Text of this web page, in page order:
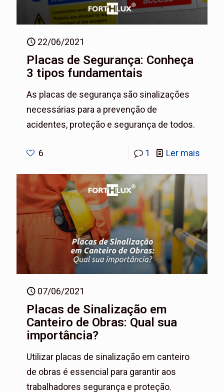
22/06/2021
Placas de Segurança: Conheça
3 tipos fundamentais
As placas de segurança são sinalizações
necessárias para a prevenção de
acidentes, proteção e segurança de todos.
6 1 Ler mais
07/06/2021
Placas de Sinalização em
Canteiro de Obras: Qual sua
importância?
Utilizar placas de sinalização em canteiro
de obras é essencial para garantir aos
trabalhadores segurança e proteção.